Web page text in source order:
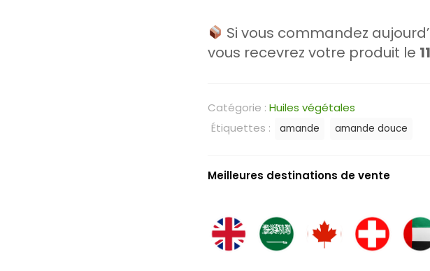
Si vous commandez
vous recevrez votre produit le
Catégorie : Huiles végétales
Étiquettes :
amande amande douce
Meilleures destinations de vente